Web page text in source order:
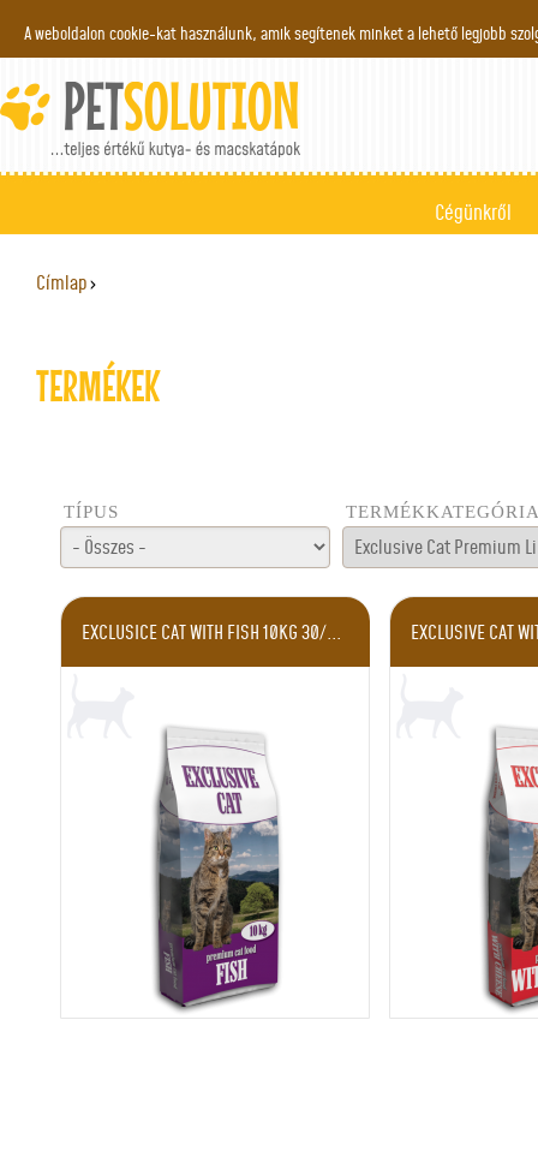
A weboldalon cookie-kat használunk, amik segítenek minket a lehető legjobb
Cégünkről
JELENLEGI HELY
Címlap›
TERMÉKEK
TÍPUS
EXCLUSICE CAT WITH FISH 10KG 30/... EXCLUSIVE CAT